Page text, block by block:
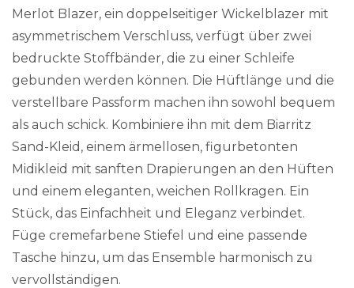
Merlot Blazer, ein doppelseitiger Wickelblazer mit
asymmetrischem Verschluss, verfügt über zwei
bedruckte Stoffbänder, die zu einer Schleife
gebunden werden können. Die Hüftlänge und die
verstellbare Passform machen ihn sowohl bequem
als auch schick. Kombiniere ihn mit dem Biarritz
Sand-Kleid, einem ärmellosen, figurbetonten
Midikleid mit sanften Drapierungen an den Hüften
und einem eleganten, weichen Rollkragen. Ein
Stück, das Einfachheit und Eleganz verbindet.
Füge cremefarbene Stiefel und eine passende
Tasche hinzu, um das Ensemble harmonisch zu
vervollständigen.